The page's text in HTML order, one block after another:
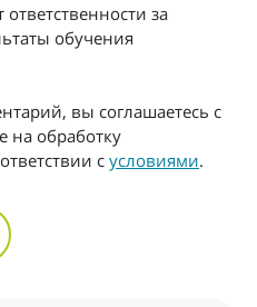
за
обучения
вы соглашаетесь с
на обработку
с условиями.